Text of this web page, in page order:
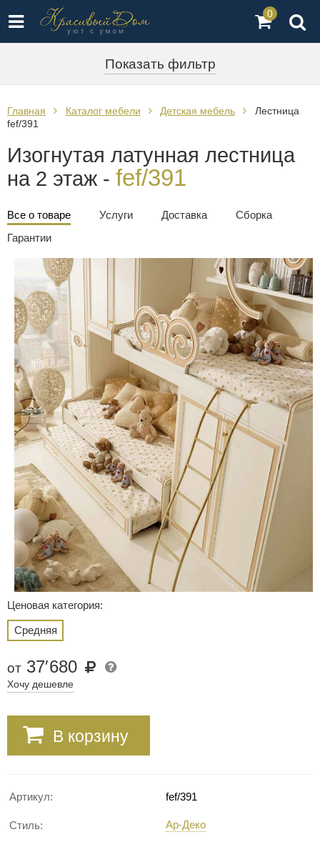
0
Показать фильтр
Главная Каталог мебели Детская мебель
Лестница
fef/391
Изогнутая латунная лестница
на 2 этаж - fef/391
Все о товаре Услуги Доставка
Сборка
Гарантии
Ценовая категория:
Средняя
от 37′680
Хочу дешевле
В корзину
Артикул: fef/391
Стиль: Ар-Деко